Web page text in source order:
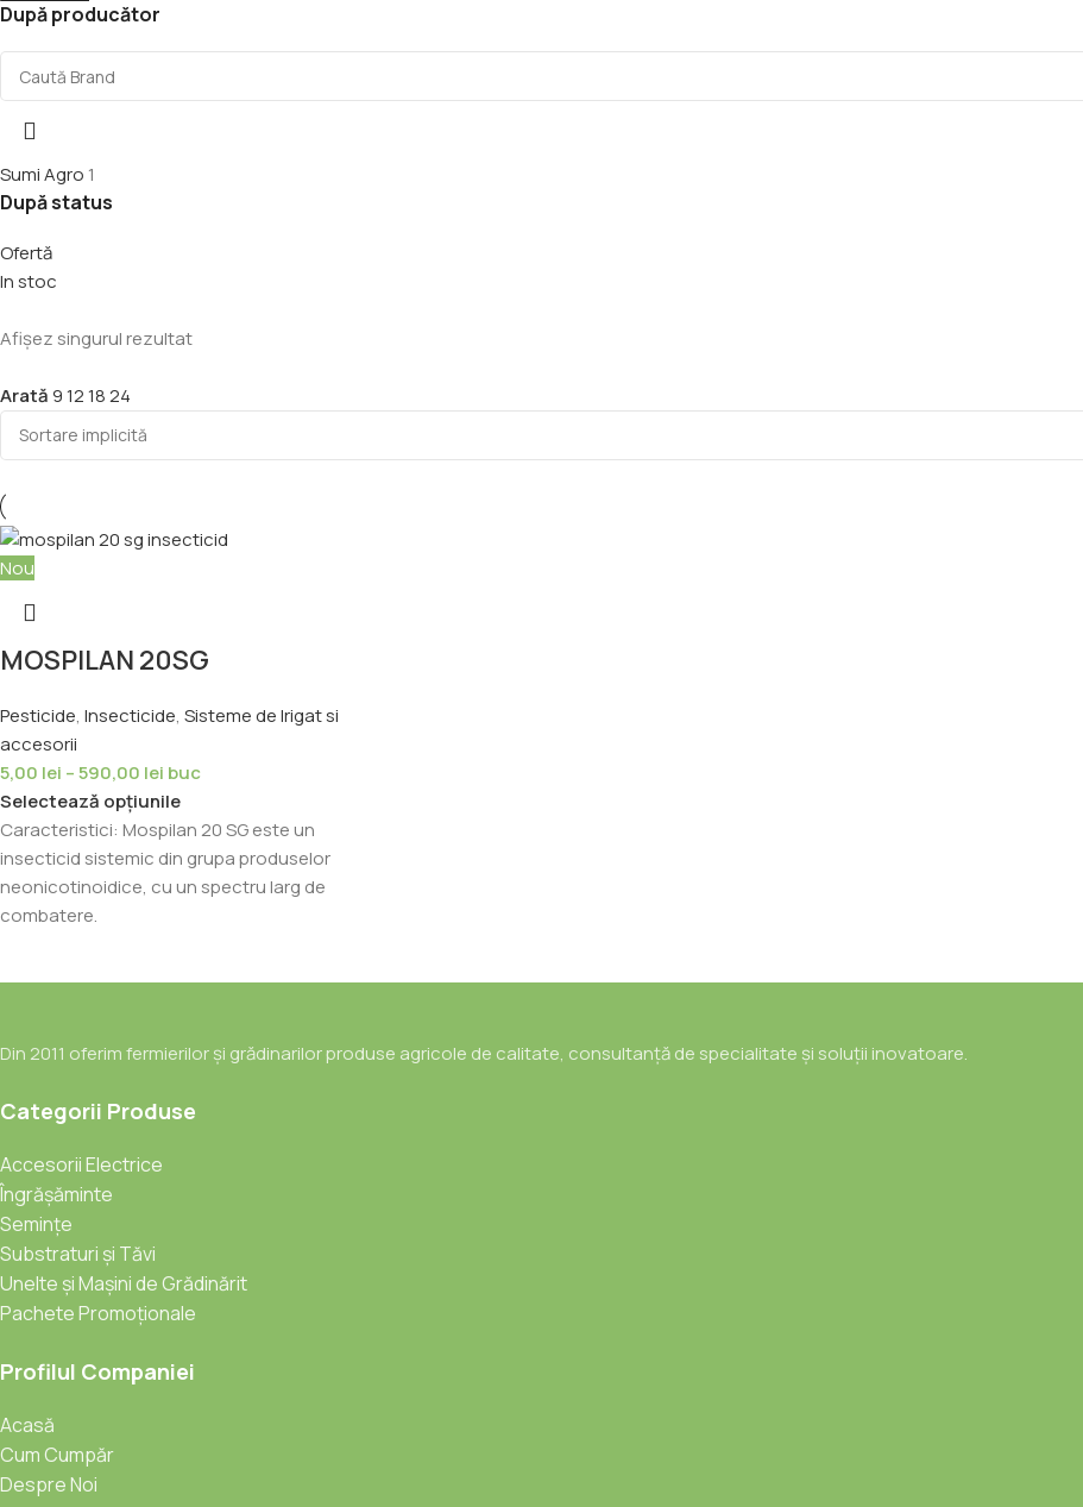
După producător
Sumi Agro 1
După status
Ofertă
In stoc
Afișez singurul rezultat
Arată 9121824
Nou
MOSPILAN 20SG
Pesticide, Insecticide, Sisteme de Irigat si
accesorii
5,00 lei –590,00 lei buc
Selectează opțiunile
Caracteristici: Mospilan 20 SG este un
insecticid sistemic din grupa produselor
neonicotinoidice, cu un spectru larg de
combatere.
Din 2011 oferim fermierilor și grădinarilor produse agricole de calitate, consultanță de specialitate și soluții inovatoare.
Categorii Produse
Accesorii Electrice
Îngrășăminte
Semințe
Substraturi și Tăvi
Unelte și Mașini de Grădinărit
Pachete Promoționale
Profilul Companiei
Acasă
Cum Cumpăr
Despre Noi